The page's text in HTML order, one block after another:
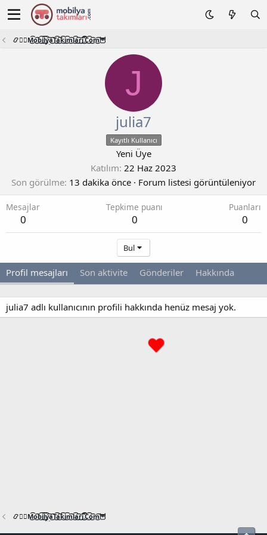
📿🧙‍♂️M͜͡o͜͡b͜͡i͜͡l͜͡y͜͡a͜͡T͜͡a͜͡k͜͡i͜͡m͜͡l͜͡a͜͡r͜͡i͜͡.͜͡C͜͡o͜͡m͜͡🦉
J
julia7
Kayıtlı Kullanıcı
Yeni Üye
Katılım 22 Haz 2023
Son görülme 13 dakika önce · Forum listesi görüntüleniyor
Mesajlar
0
Tepkime puanı
0
Puanları
0
Bul
Profil mesajları Son aktivite Gönderiler Hakkında
julia7 adlı kullanıcının profili hakkında henüz mesaj yok.
📿🧙‍♂️M͜͡o͜͡b͜͡i͜͡l͜͡y͜͡a͜͡T͜͡a͜͡k͜͡i͜͡m͜͡l͜͡a͜͡r͜͡i͜͡.͜͡C͜͡o͜͡m͜͡🦉